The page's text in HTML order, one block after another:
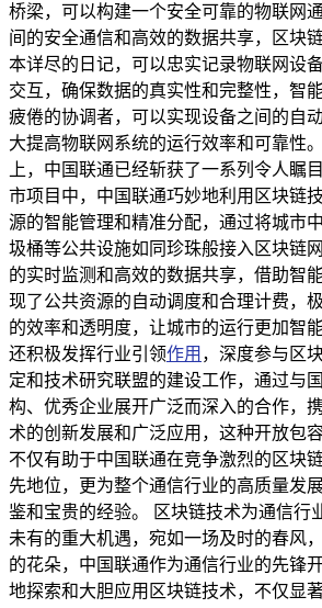
桥梁，可以构建一个安全可靠的物联网
间的安全通信和高效的数据共享，区块
本详尽的日记，可以忠实记录物联网设
交互，确保数据的真实性和完整性，智
疲倦的协调者，可以实现设备之间的自
大提高物联网系统的运行效率和可靠性
上，中国联通已经斩获了一系列令人瞩
市项目中，中国联通巧妙地利用区块链
源的智能管理和精准分配，通过将城市
圾桶等公共设施如同珍珠般接入区块链
的实时监测和高效的数据共享，借助智
现了公共资源的自动调度和合理计费，
的效率和透明度，让城市的运行更加智
还积极发挥行业引领作用 ，深度参与区
定和技术研究联盟的建设工作，通过与
构、优秀企业展开广泛而深入的合作，
术的创新发展和广泛应用，这种开放包
不仅有助于中国联通在竞争激烈的区块
先地位，更为整个通信行业的高质量发
鉴和宝贵的经验。 区块链技术为通信行
未有的重大机遇，宛如一场及时的春风
的花朵，中国联通作为通信行业的先锋
地探索和大胆应用区块链技术，不仅显